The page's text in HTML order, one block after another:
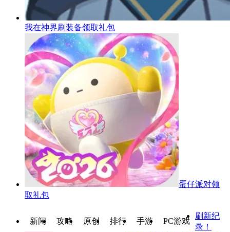
我在神界刷装备领取礼包
蛋仔派对领
取礼包
新闻 攻略 原创 排行 手游 PC游戏
刷新纪
录！